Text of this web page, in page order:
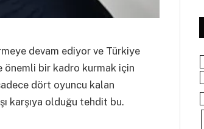
devam ediyor ve Türkiye
önemli bir kadro kurmak için
dört oyuncu kalan
karşıya olduğu tehdit bu.